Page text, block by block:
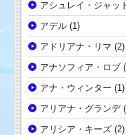
アシュレイ・ジャッ
アデル (1)
アドリアナ・リマ (2)
アナソフィア・ロブ
アナ・ウィンター (1)
アリアナ・グランデ
アリシア・キーズ (2)